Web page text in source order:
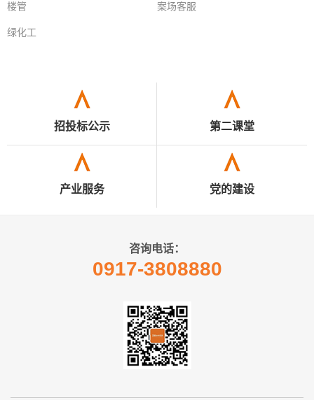
楼管 案场客服
绿化工
招投标公示 第二课堂
产业服务 党的建设
咨询电话：
0917-3808880